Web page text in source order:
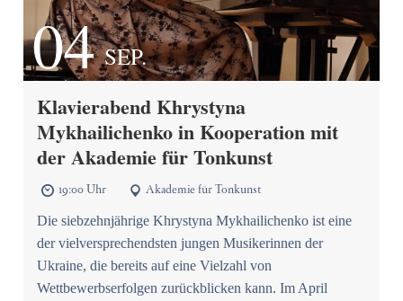
04 SEP.
Klavierabend Khrystyna
Mykhailichenko in Kooperation mit
der Akademie für Tonkunst
 19:00 Uhr  Akademie für Tonkunst
Die siebzehnjährige Khrystyna Mykhailichenko ist eine
der vielversprechendsten jungen Musikerinnen der
Ukraine, die bereits auf eine Vielzahl von
Wettbewerbserfolgen zurückblicken kann. Im April